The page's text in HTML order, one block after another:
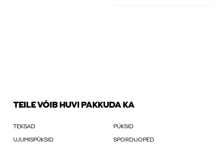
TEILE VÕIB HUVI PAKKUDA KA
TEKSAD PÜKSID
UJUMISPÜKSID SPORDIJOPED